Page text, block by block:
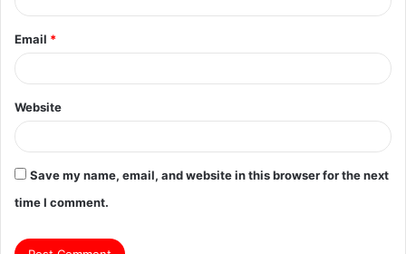
Email *
Website
Save my name, email, and website in this browser for the next
time I comment.